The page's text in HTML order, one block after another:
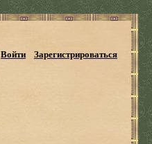
Войти Зарегистрироваться